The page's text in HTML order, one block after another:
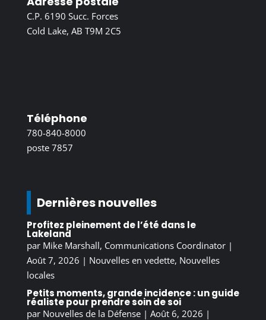
C.P. 6190 Succ. Forces
Cold Lake, AB T9M 2C5
Téléphone
780-840-8000
poste 7857
Dernières nouvelles
Profitez pleinement de l’été dans le
Lakeland
par Mike Marshall, Communications Coordinator|
Août 7, 2026 | Nouvelles en vedette, Nouvelles
locales
Petits moments, grande incidence : un guide
réaliste pour prendre soin de soi
par Nouvelles de la Défense| Août 6, 2026 |